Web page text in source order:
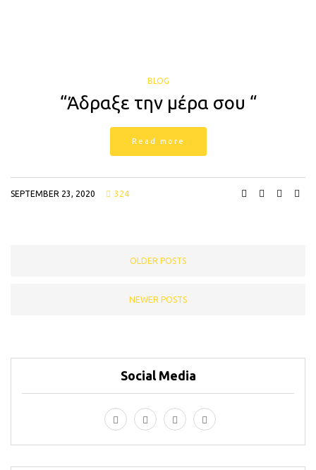
BLOG
“Άδραξε την μέρα σου “
Read more
SEPTEMBER 23, 2020 324
OLDER POSTS
NEWER POSTS
Social Media